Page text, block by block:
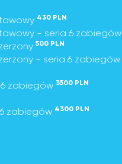
430 PLN
- seria 6 zabiegów
500 PLN
- seria 6 zabiegów
zabiegów 3500 PLN
zabiegów 4300 PLN